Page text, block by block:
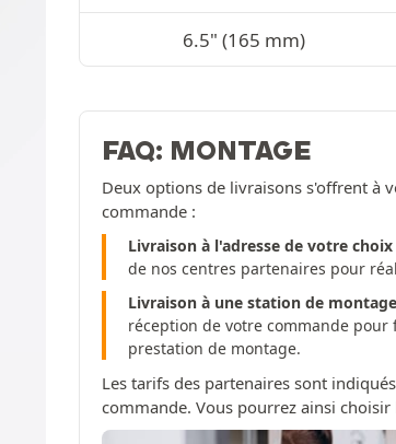
6.5" (165 mm)
FAQ: MONTAGE
Deux options de livraisons s'offrent à
commande :
Livraison à l'adresse de votre choix
de nos centres partenaires pour
Livraison à une station de
réception de votre commande
prestation de montage.
Les tarifs des partenaires sont
commande. Vous pourrez ainsi